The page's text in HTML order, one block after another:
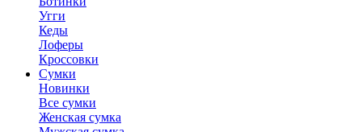
Угги
Кеды
Лоферы
Кроссовки
Сумки
Новинки
Все сумки
Женская сумка